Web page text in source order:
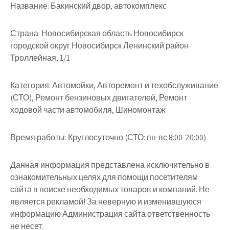
Название: Бакинский двор, автокомплекс
Страна: Новосибирская область Новосибирск
городской округ Новосибирск Ленинский район
Троллейная, 1/1
Категория:Автомойки, Авторемонт и техобслуживание
(СТО), Ремонт бензиновых двигателей, Ремонт
ходовой части автомобиля, Шиномонтаж
Время работы: Круглосуточно (СТО: пн-вс 8:00-20:00)
Данная информация представлена исключительно в
ознакомительных целях для помощи посетителям
сайта в поиске необходимых товаров и компаний. Не
является рекламой! За неверную и изменившуюся
информацию Администрация сайта ответственность
не несет.